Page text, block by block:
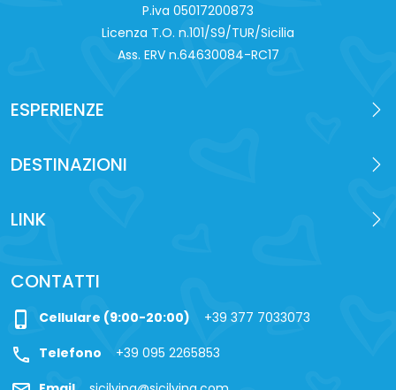
P.iva 0‍5017200873
Licenza T.O. n.101/S9/TUR/Sicilia
Ass. ERV n.64630084-RC17
ESPERIENZE
DESTINAZIONI
LINK
CONTATTI
phone_iphone Cellulare (9:00-20:00) +39 377 7033073
call Telefono +39 095 2265853